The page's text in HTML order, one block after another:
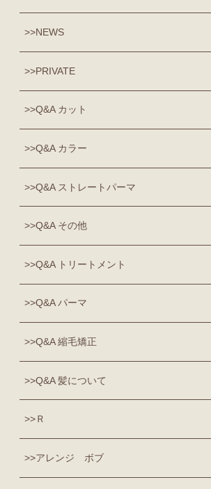
NEWS
PRIVATE
Q&A カット
Q&A カラー
Q&A ストレートパーマ
Q&A その他
Q&A トリートメント
Q&A パーマ
Q&A 縮毛矯正
Q&A 髪について
Ｒ
アレンジ ボブ